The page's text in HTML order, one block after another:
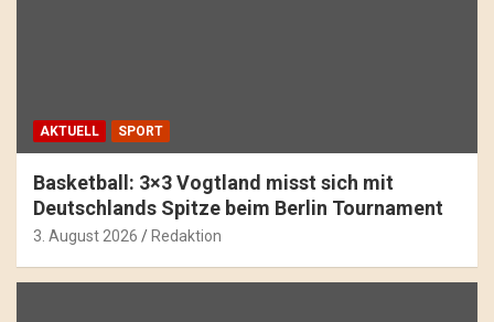
AKTUELL SPORT
Basketball: 3×3 Vogtland misst sich mit
Deutschlands Spitze beim Berlin Tournament
3. August 2026 Redaktion